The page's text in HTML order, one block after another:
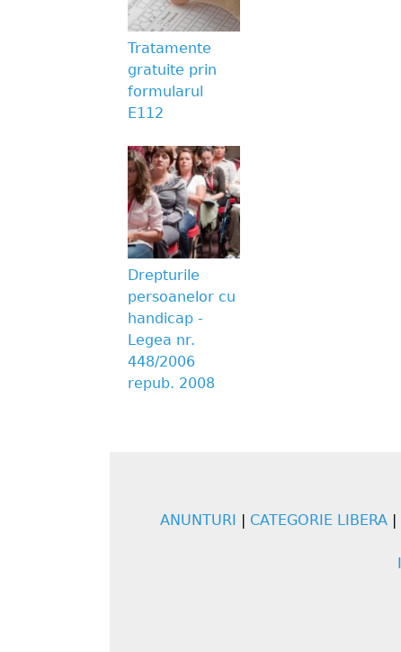
Tratamente
gratuite prin
formularul
E112
Drepturile
persoanelor cu
handicap -
Legea nr.
448/2006
repub. 2008
ANUNTURI CATEGORIE LIBERA